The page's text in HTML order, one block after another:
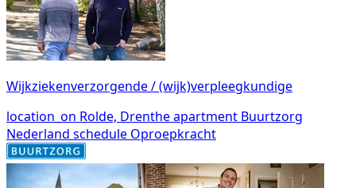
Wijkziekenverzorgende / (wijk)verpleegkundige
location_on Rolde, Drentheapartment Buurtzorg
Nederland schedule Oproepkracht